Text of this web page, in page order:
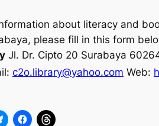
about literacy and
please fill in this form
Jl. Dr. Cipto 20 Surabaya
c2o.library@yahoo.com Web: